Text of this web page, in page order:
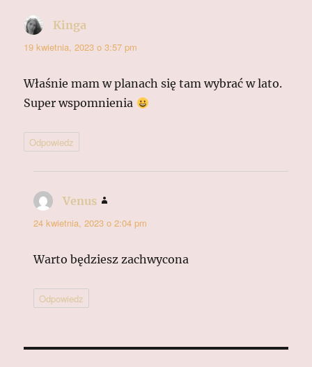
Kinga
19 kwietnia, 2023 o 3:57 pm
Właśnie mam w planach się tam wybrać w lato.
Super wspomnienia
Odpowiedz
Venus
24 kwietnia, 2023 o 2:04 pm
Warto będziesz zachwycona
Odpowiedz